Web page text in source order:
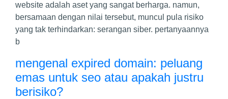
website adalah aset yang sangat berharga. namun,
bersamaan dengan nilai tersebut, muncul pula risiko
yang tak terhindarkan: serangan siber. pertanyaannya
b
mengenal expired domain: peluang
emas untuk seo atau apakah justru
berisiko?